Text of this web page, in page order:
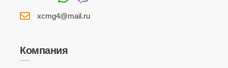
xcmg4@mail.ru
Компания